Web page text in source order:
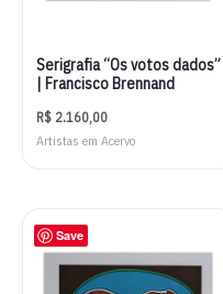
Serigrafia “Os votos dados”
| Francisco Brennand
R$ 2.160,00
Artistas em Acervo
Save